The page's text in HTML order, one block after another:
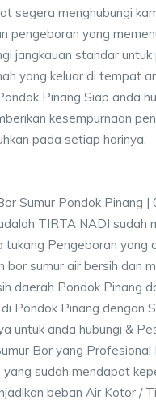
segera menghubungi
pengeboran yang
jangkauan standar
yang keluar di tempat
Pinang Siap anda
kesempurnaan
pada setiap harinya.
Sumur Pondok Pinang
TIRTA NADI sudah
tukang Pengeboran yang
bor sumur air bersih dan
daerah Pondok Pinang
Pondok Pinang dengan
untuk anda hubungi &
Bor yang Profesional
sudah mendapat
beban Air Kotor /